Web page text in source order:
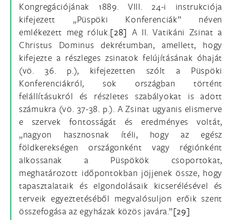
Kongregációjának 1889. VIII. 24-i instrukciója
kifejezett „Püspöki Konferenciák” néven
emlékezett meg róluk.[28] A II. Vatikáni Zsinat a
Christus Dominus dekrétumban, amellett, hogy
kifejezte a részleges zsinatok felújításának óhaját
(vö. 36. p.), kifejezetten szólt a Püspöki
Konferenciákról, sok országban történt
felállításukról és részletes szabályokat is adott
számukra (vö. 37-38. p.). A Zsinat ugyanis elismerve
e szervek fontosságát és eredményes voltát,
„nagyon hasznosnak ítéli, hogy az egész
földkerekségen országonként vagy régiónként
alkossanak a Püspökök csoportokat,
meghatározott időpontokban jöjjenek össze, hogy
tapasztalataik és elgondolásaik kicserélésével és
terveik egyeztetéséből megvalósuljon erőik szent
összefogása az egyházak közös javára.”[29]